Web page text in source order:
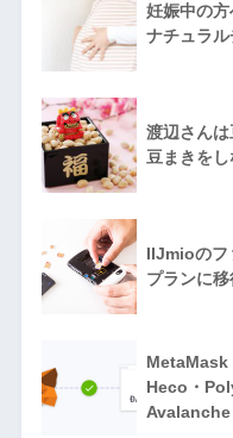
妊娠中の
ナチュラル
渡辺さん
豆まきを
IIJmioのフ
プランに
MetaMask
Heco・
Avalanche